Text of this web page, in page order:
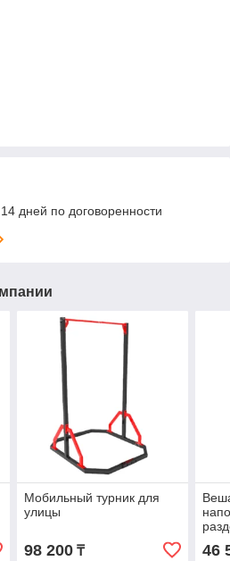
дней по договоренности
Мобильный турник для
улицы
98 200₸ 46